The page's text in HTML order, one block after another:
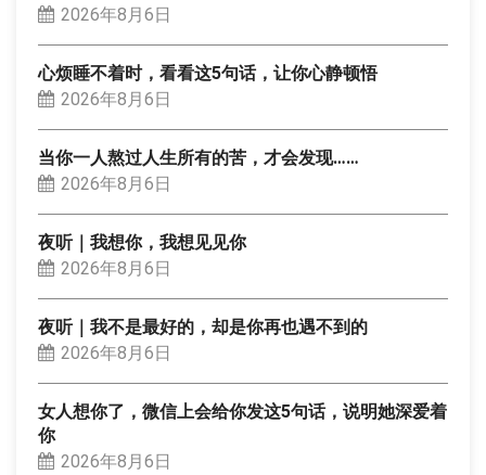
2026年8月6日
心烦睡不着时，看看这5句话，让你心静顿悟
2026年8月6日
当你一人熬过人生所有的苦，才会发现……
2026年8月6日
夜听｜我想你，我想见见你
2026年8月6日
夜听｜我不是最好的，却是你再也遇不到的
2026年8月6日
女人想你了，微信上会给你发这5句话，说明她深爱着
你
2026年8月6日